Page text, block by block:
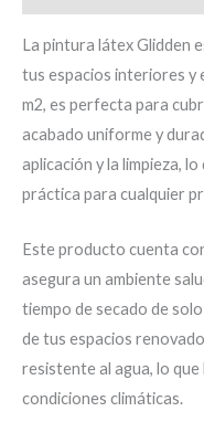
La pintura látex Glidden
tus espacios interiores y
m2, es perfecta para
acabado uniforme y
aplicación y la limpieza,
práctica para cualquier
Este producto cuenta
asegura un ambiente
tiempo de secado de
de tus espacios
resistente al agua, lo
condiciones climáticas.